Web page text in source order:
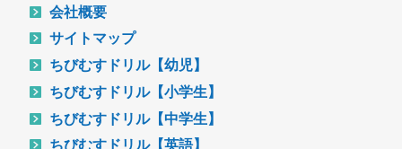
会社概要
サイトマップ
ちびむすドリル【幼児】
ちびむすドリル【小学生】
ちびむすドリル【中学生】
ちびむすドリル【英語】